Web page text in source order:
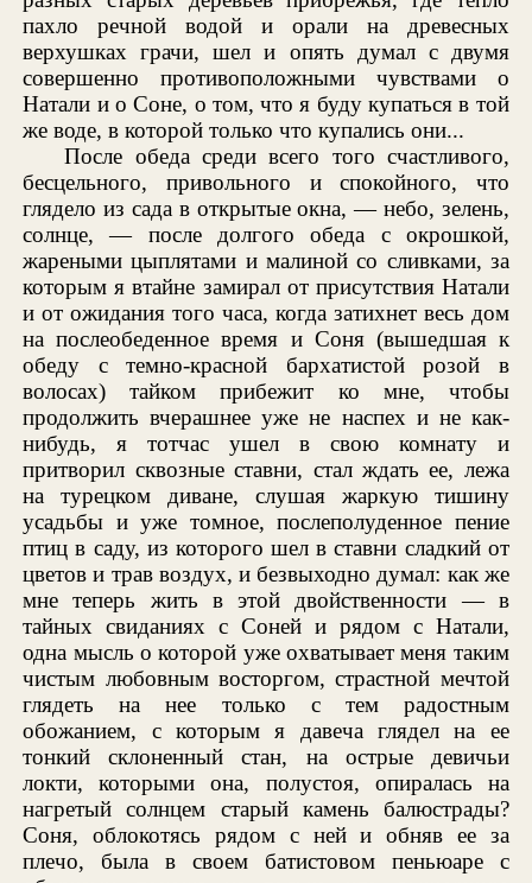
пахло речной водой и орали на древесных
верхушках грачи, шел и опять думал с двумя
совершенно противоположными чувствами о
Натали и о Соне, о том, что я буду купаться в той
же воде, в которой только что купались они...
После обеда среди всего того счастливого,
бесцельного, привольного и спокойного, что
глядело из сада в открытые окна, — небо, зелень,
солнце, — после долгого обеда с окрошкой,
жареными цыплятами и малиной со сливками, за
которым я втайне замирал от присутствия Натали
и от ожидания того часа, когда затихнет весь дом
на послеобеденное время и Соня (вышедшая к
обеду с темно-красной бархатистой розой в
волосах) тайком прибежит ко мне, чтобы
продолжить вчерашнее уже не наспех и не как-
нибудь, я тотчас ушел в свою комнату и
притворил сквозные ставни, стал ждать ее, лежа
на турецком диване, слушая жаркую тишину
усадьбы и уже томное, послеполуденное пение
птиц в саду, из которого шел в ставни сладкий от
цветов и трав воздух, и безвыходно думал: как же
мне теперь жить в этой двойственности — в
тайных свиданиях с Соней и рядом с Натали,
одна мысль о которой уже охватывает меня таким
чистым любовным восторгом, страстной мечтой
глядеть на нее только с тем радостным
обожанием, с которым я давеча глядел на ее
тонкий склоненный стан, на острые девичьи
локти, которыми она, полустоя, опиралась на
нагретый солнцем старый камень балюстрады?
Соня, облокотясь рядом с ней и обняв ее за
плечо, была в своем батистовом пеньюаре с